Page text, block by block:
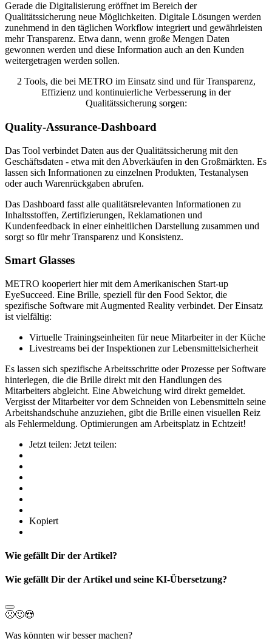
Gerade die Digitalisierung eröffnet im Bereich der
Qualitätssicherung neue Möglichkeiten. Digitale Lösungen werden
zunehmend in den täglichen Workflow integriert und gewährleisten
mehr Transparenz. Etwa dann, wenn große Mengen Daten
gewonnen werden und diese Information auch an den Kunden
weitergetragen werden sollen.
2 Tools, die bei METRO im Einsatz sind und für Transparenz,
Effizienz und kontinuierliche Verbesserung in der
Qualitätssicherung sorgen:
Quality-Assurance-Dashboard
Das Tool verbindet Daten aus der Qualitätssicherung mit den
Geschäftsdaten - etwa mit den Abverkäufen in den Großmärkten. Es
lassen sich Informationen zu einzelnen Produkten, Testanalysen
oder auch Warenrückgaben abrufen.
Das Dashboard fasst alle qualitätsrelevanten Informationen zu
Inhaltsstoffen, Zertifizierungen, Reklamationen und
Kundenfeedback in einer einheitlichen Darstellung zusammen und
sorgt so für mehr Transparenz und Konsistenz.
Smart Glasses
METRO kooperiert hier mit dem Amerikanischen Start-up
EyeSucceed. Eine Brille, speziell für den Food Sektor, die
spezifische Software mit Augmented Reality verbindet. Der Einsatz
ist vielfältig:
Virtuelle Trainingseinheiten für neue Mitarbeiter in der Küche
Livestreams bei der Inspektionen zur Lebensmittelsicherheit
Es lassen sich spezifische Arbeitsschritte oder Prozesse per Software
hinterlegen, die die Brille direkt mit den Handlungen des
Mitarbeiters abgleicht. Eine Abweichung wird direkt gemeldet.
Vergisst der Mitarbeiter vor dem Schneiden von Lebensmitteln seine
Arbeitshandschuhe anzuziehen, gibt die Brille einen visuellen Reiz
als Fehlermeldung. Optimierungen am Arbeitsplatz in Echtzeit!
Jetzt teilen: Jetzt teilen:
Kopiert
Wie gefällt Dir der Artikel?
Wie gefällt Dir der Artikel und seine KI-Übersetzung?
🙁🙂😍
Was könnten wir besser machen?